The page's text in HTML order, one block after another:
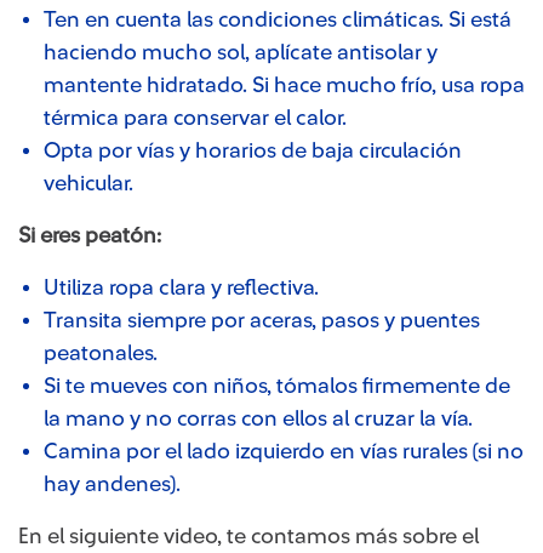
Ten en cuenta las condiciones climáticas. Si está
haciendo mucho sol, aplícate antisolar y
mantente hidratado. Si hace mucho frío, usa ropa
térmica para conservar el calor.
Opta por vías y horarios de baja circulación
vehicular.
Si eres peatón:
Utiliza ropa clara y reflectiva.
Transita siempre por aceras, pasos y puentes
peatonales.
Si te mueves con niños, tómalos firmemente de
la mano y no corras con ellos al cruzar la vía.
Camina por el lado izquierdo en vías rurales (si no
hay andenes).
En el siguiente video, te contamos más sobre el